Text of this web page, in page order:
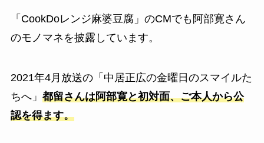
「CookDoレンジ麻婆豆腐」のCMでも阿部寛さん
のモノマネを披露しています。
2021年4月放送の「中居正広の金曜日のスマイルた
ちへ」 都留さんは阿部寛と初対面、ご本人から公
認を得ます。